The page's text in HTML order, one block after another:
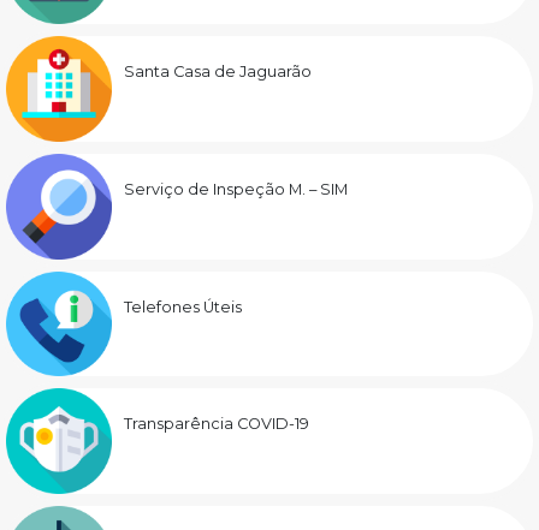
Santa Casa de Jaguarão
Serviço de Inspeção M. – SIM
Telefones Úteis
Transparência COVID-19